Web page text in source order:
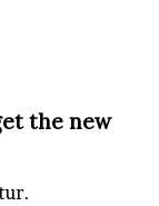
the new